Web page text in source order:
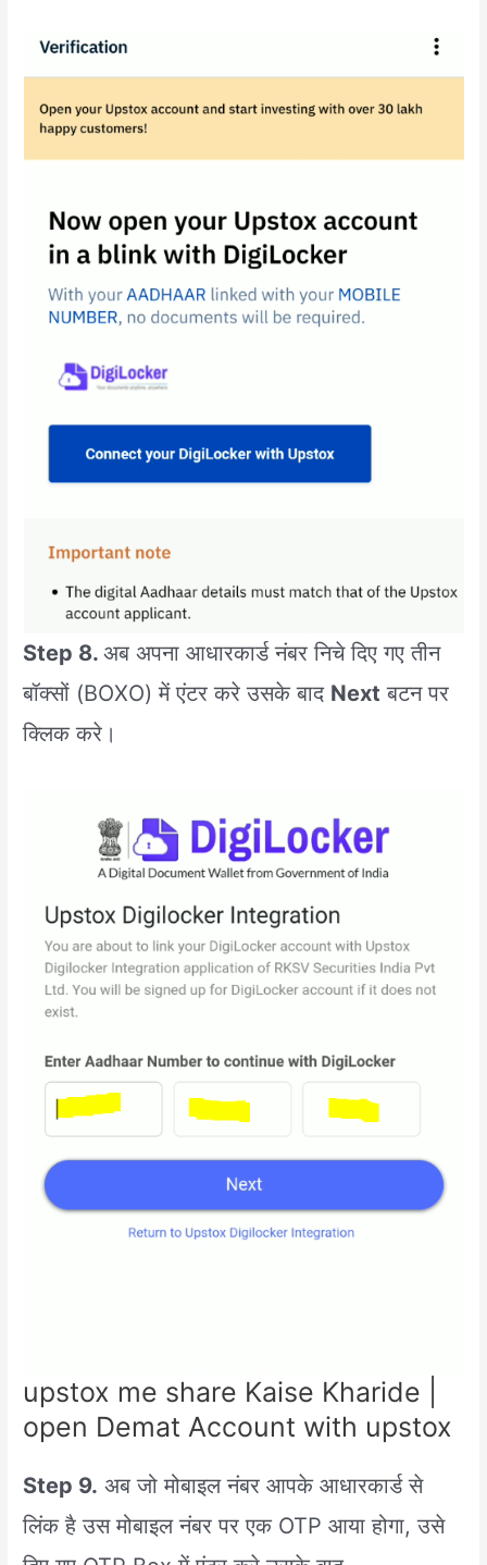
Step 8.अब अपना आधारकार्ड नंबर निचे दिए गए तीन
बॉक्सों (BOXO) में एंटर करे उसके बाद Next बटन पर
क्लिक करे।
upstox me share Kaise Kharide |
open Demat Account with upstox
Step 9. अब जो मोबाइल नंबर आपके आधारकार्ड से
लिंक है उस मोबाइल नंबर पर एक OTP आया होगा, उसे